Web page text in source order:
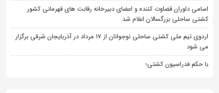
اسامی داوران قضاوت کننده و اعضای دبیرخانه رقابت های قهرمانی کشور
کشتی ساحلی بزرگسالان اعلام شد
اردوی تیم ملی کشتی ساحلی نوجوانان از 17 مرداد در آذربایجان شرقی برگزار
می شود
با حکم فدراسیون کشتی؛